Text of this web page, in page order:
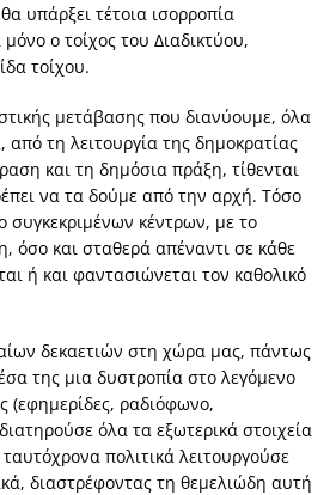
υπάρξει τέτοια ισορροπία
ο τοίχος του Διαδικτύου,
τοίχου.
μετάβασης που διανύουμε, όλα
από τη λειτουργία της δημοκρατίας
και τη δημόσια πράξη, τίθενται
να τα δούμε από την αρχή. Τόσο
συγκεκριμένων κέντρων, με το
όσο και σταθερά απέναντι σε κάθε
ή και φαντασιώνεται τον καθολικό
δεκαετιών στη χώρα μας, πάντως
της μια δυστροπία στο λεγόμενο
(εφημερίδες, ραδιόφωνο,
όλα τα εξωτερικά στοιχεία
πολιτικά λειτουργούσε
διαστρέφοντας τη θεμελιώδη αυτή